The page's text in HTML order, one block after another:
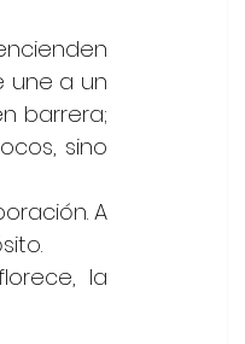
une a un
barrera;
sino
A
la